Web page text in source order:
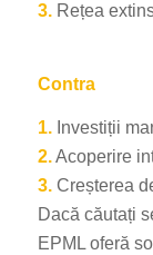
3. Rețea
Contra
1.Investiții
2.Acoperire
3. Creșterea
Dacă căutați
EPML oferă